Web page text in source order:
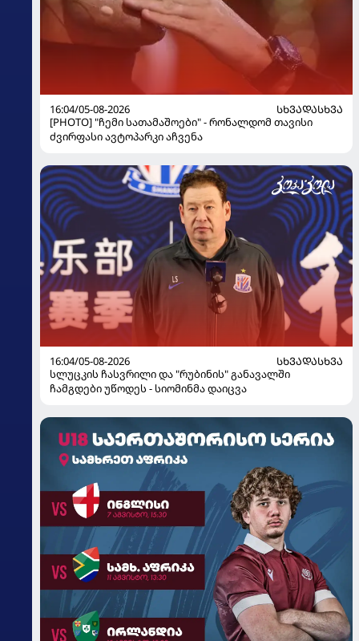
16:04/05-08-2026
ᲡᲮᲕᲐᲓᲐᲡᲮᲕᲐ
[PHOTO] "ჩემი სათამაშოები" - რონალდომ თავისი
ძვირფასი ავტოპარკი აჩვენა
16:04/05-08-2026
ᲡᲮᲕᲐᲓᲐᲡᲮᲕᲐ
სლუცკის ჩასვრილი და "რუბინის" განავალში
ჩამგდები უწოდეს - სიომინმა დაიცვა